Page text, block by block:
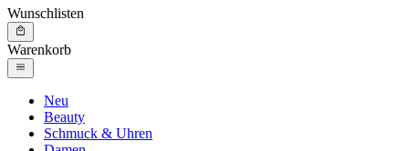
Wunschlisten
Warenkorb
Neu
Beauty
Schmuck & Uhren